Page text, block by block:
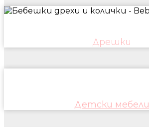
Дрешки
Детски мебели